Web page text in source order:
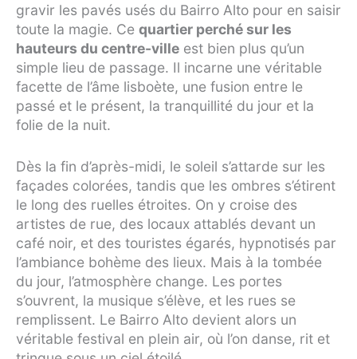
gravir les pavés usés du Bairro Alto pour en saisir
toute la magie. Ce quartier perché sur les
hauteurs du centre-ville est bien plus qu’un
simple lieu de passage. Il incarne une véritable
facette de l’âme lisboète, une fusion entre le
passé et le présent, la tranquillité du jour et la
folie de la nuit.
Dès la fin d’après-midi, le soleil s’attarde sur les
façades colorées, tandis que les ombres s’étirent
le long des ruelles étroites. On y croise des
artistes de rue, des locaux attablés devant un
café noir, et des touristes égarés, hypnotisés par
l’ambiance bohème des lieux. Mais à la tombée
du jour, l’atmosphère change. Les portes
s’ouvrent, la musique s’élève, et les rues se
remplissent. Le Bairro Alto devient alors un
véritable festival en plein air, où l’on danse, rit et